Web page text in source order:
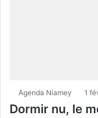
Agenda Niamey 1
Dormir nu, le